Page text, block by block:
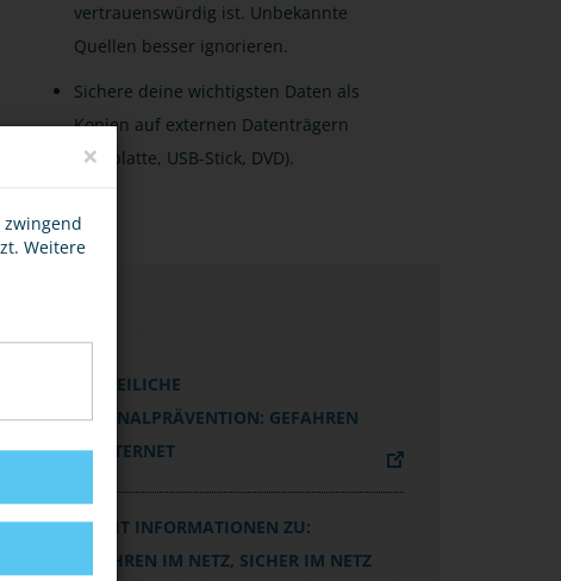
vertrauenswürdig ist. Unbekannte
Quellen besser ignorieren.
Sichere deine wichtigsten Daten als
Kopien auf externen Datenträgern
(Festplatte, USB-Stick, DVD).
POLIZEILICHE
KRIMINALPRÄVENTION: GEFAHREN
IM INTERNET
BSI MIT INFORMATIONEN ZU:
GEFAHREN IM NETZ, SICHER IM NETZ
×
Weitere